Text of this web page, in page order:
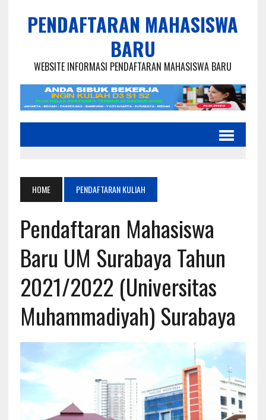
PENDAFTARAN MAHASISWA
BARU
WEBSITE INFORMASI PENDAFTARAN MAHASISWA BARU
HOME PENDAFTARAN KULIAH
Pendaftaran Mahasiswa
Baru UM Surabaya Tahun
2021/2022 (Universitas
Muhammadiyah) Surabaya